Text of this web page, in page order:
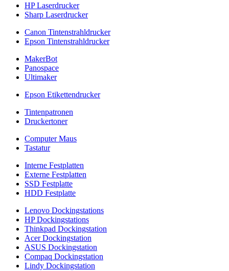
HP Laserdrucker
Sharp Laserdrucker
Canon Tintenstrahldrucker
Epson Tintenstrahldrucker
MakerBot
Panospace
Ultimaker
Epson Etikettendrucker
Tintenpatronen
Druckertoner
Computer Maus
Tastatur
Interne Festplatten
Externe Festplatten
SSD Festplatte
HDD Festplatte
Lenovo Dockingstations
HP Dockingstations
Thinkpad Dockingstation
Acer Dockingstation
ASUS Dockingstation
Compaq Dockingstation
Lindy Dockingstation